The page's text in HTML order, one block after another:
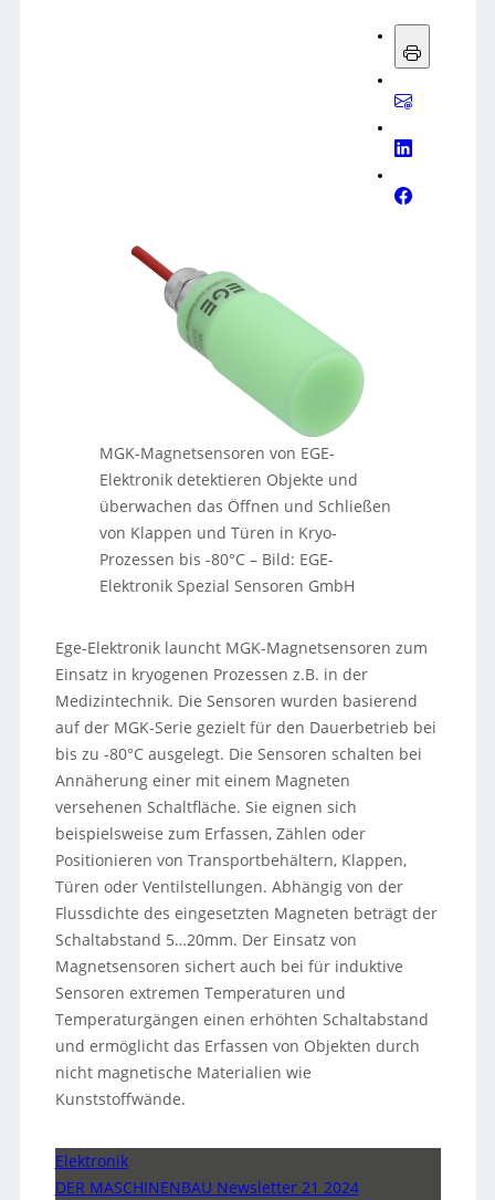
MGK-Magnetsensoren von EGE-
Elektronik detektieren Objekte und
überwachen das Öffnen und Schließen
von Klappen und Türen in Kryo-
Prozessen bis -80°C– Bild: EGE-
Elektronik Spezial Sensoren GmbH
Ege-Elektronik launcht MGK-Magnetsensoren zum
Einsatz in kryogenen Prozessen z.B. in der
Medizintechnik. Die Sensoren wurden basierend
auf der MGK-Serie gezielt für den Dauerbetrieb bei
bis zu -80°C ausgelegt. Die Sensoren schalten bei
Annäherung einer mit einem Magneten
versehenen Schaltfläche. Sie eignen sich
beispielsweise zum Erfassen, Zählen oder
Positionieren von Transportbehältern, Klappen,
Türen oder Ventilstellungen. Abhängig von der
Flussdichte des eingesetzten Magneten beträgt der
Schaltabstand 5…20mm. Der Einsatz von
Magnetsensoren sichert auch bei für induktive
Sensoren extremen Temperaturen und
Temperaturgängen einen erhöhten Schaltabstand
und ermöglicht das Erfassen von Objekten durch
nicht magnetische Materialien wie
Kunststoffwände.
Elektronik
DER MASCHINENBAU Newsletter 21 2024